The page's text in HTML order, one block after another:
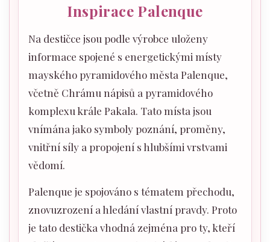
Inspirace Palenque
Na destičce jsou podle výrobce uloženy
informace spojené s energetickými místy
mayského pyramidového města Palenque,
včetně Chrámu nápisů a pyramidového
komplexu krále Pakala. Tato místa jsou
vnímána jako symboly poznání, proměny,
vnitřní síly a propojení s hlubšími vrstvami
vědomí.
Palenque je spojováno s tématem přechodu,
znovuzrození a hledání vlastní pravdy. Proto
je tato destička vhodná zejména pro ty, kteří